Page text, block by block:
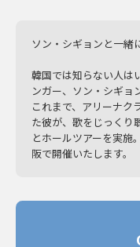
ソン・シギョンと一緒
韓国では知らない人は
ンガー、ソン・シギョン
これまで、アリーナク
た彼が、歌をじっくり
とホールツアーを実施
阪で開催いたします。